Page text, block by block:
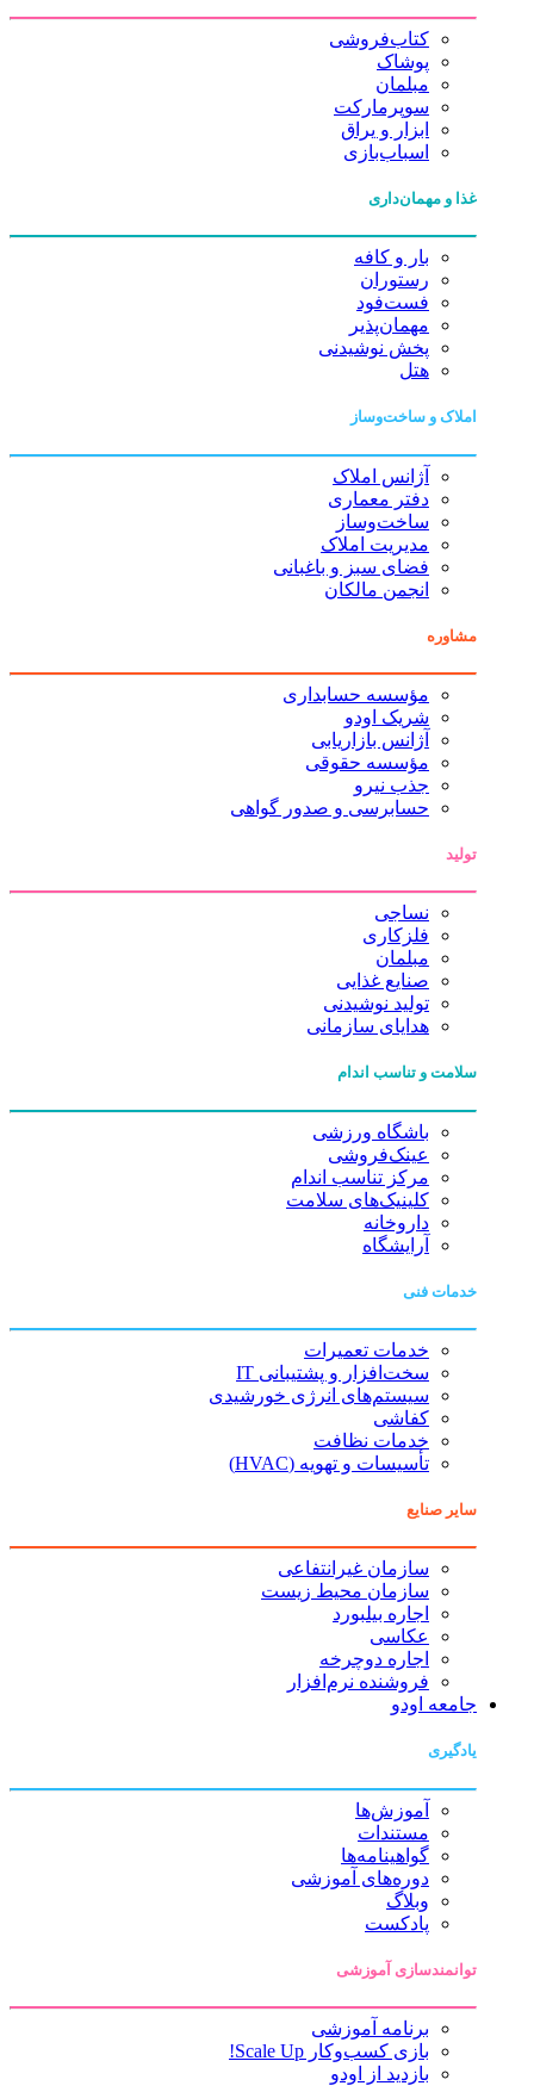
کتاب‌فروشی
پوشاک
مبلمان
سوپرمارکت
ابزار و یراق
اسباب‌بازی
غذا و مهمان‌داری
بار و کافه
رستوران
فست‌فود
مهمان‌پذیر
پخش نوشیدنی
هتل
املاک و ساخت‌وساز
آژانس املاک
دفتر معماری
ساخت‌وساز
مدیریت املاک
فضای سبز و باغبانی
انجمن مالکان
مشاوره
مؤسسه حسابداری
شریک اودو
آژانس بازاریابی
مؤسسه حقوقی
جذب نیرو
حسابرسی و صدور گواهی
تولید
نساجی
فلزکاری
مبلمان
صنایع غذایی
تولید نوشیدنی
هدایای سازمانی
سلامت و تناسب اندام
باشگاه ورزشی
عینک‌فروشی
مرکز تناسب اندام
کلینیک‌های سلامت
داروخانه
آرایشگاه
خدمات فنی
خدمات تعمیرات
سخت‌افزار و پشتیبانی IT
سیستم‌های انرژی خورشیدی
کفاشی
خدمات نظافت
تأسیسات و تهویه (HVAC)
سایر صنایع
سازمان غیرانتفاعی
سازمان محیط زیست
اجاره بیلبورد
عکاسی
اجاره دوچرخه
فروشنده نرم‌افزار
جامعه اودو
یادگیری
آموزش‌ها
مستندات
گواهینامه‌ها
دوره‌های آموزشی
وبلاگ
پادکست
توانمندسازی آموزشی
برنامه آموزشی
بازی کسب‌وکار Scale Up!
بازدید از اودو